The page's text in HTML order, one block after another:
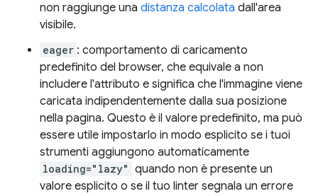
non raggiunge una distanza calcolata dall'area
visibile.
eager : comportamento di caricamento
predefinito del browser, che equivale a non
includere l'attributo e significa che l'immagine viene
caricata indipendentemente dalla sua posizione
nella pagina. Questo è il valore predefinito, ma può
essere utile impostarlo in modo esplicito se i tuoi
strumenti aggiungono automaticamente
loading="lazy" quando non è presente un
valore esplicito o se il tuo linter segnala un errore